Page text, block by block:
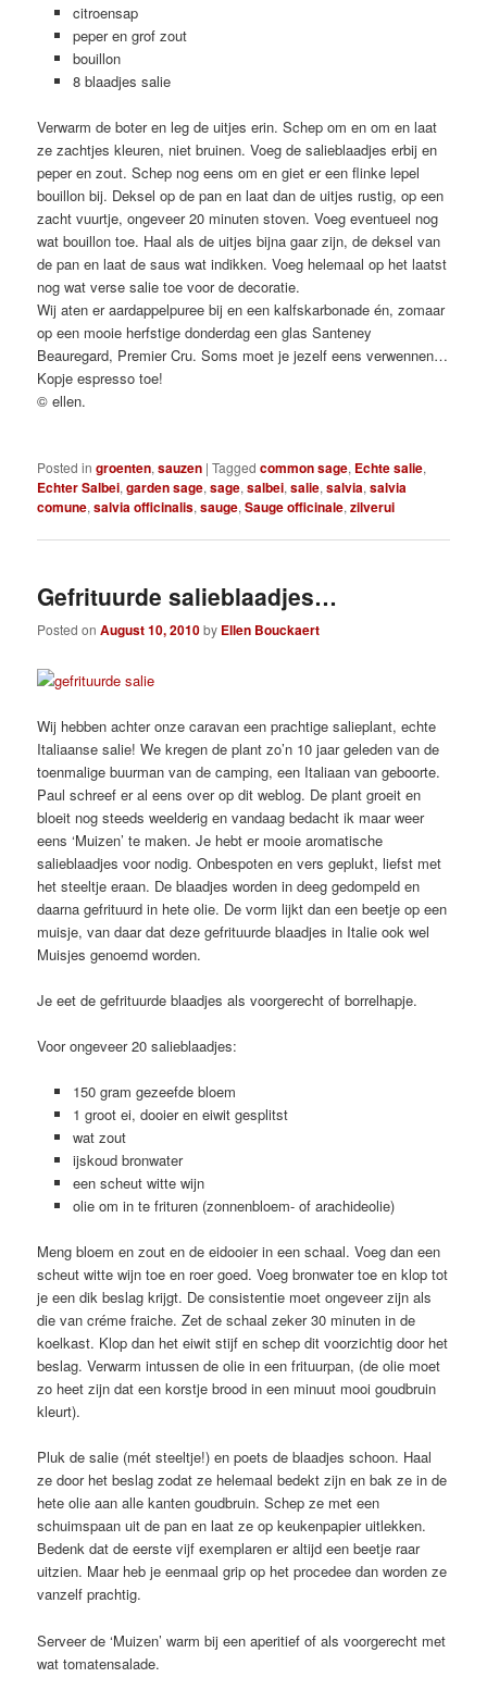
citroensap
peper en grof zout
bouillon
8 blaadjes salie
Verwarm de boter en leg de uitjes erin. Schep om en om en laat
ze zachtjes kleuren, niet bruinen. Voeg de salieblaadjes erbij en
peper en zout. Schep nog eens om en giet er een flinke lepel
bouillon bij. Deksel op de pan en laat dan de uitjes rustig, op een
zacht vuurtje, ongeveer 20 minuten stoven. Voeg eventueel nog
wat bouillon toe. Haal als de uitjes bijna gaar zijn, de deksel van
de pan en laat de saus wat indikken. Voeg helemaal op het laatst
nog wat verse salie toe voor de decoratie.
Wij aten er aardappelpuree bij en een kalfskarbonade én, zomaar
op een mooie herfstige donderdag een glas Santeney
Beauregard, Premier Cru. Soms moet je jezelf eens verwennen…
Kopje espresso toe!
© ellen.
Posted in groenten,sauzen |Tagged common sage, Echte salie,
Echter Salbei,garden sage,sage,salbei,salie,salvia,salvia
comune,salvia officinalis,sauge,Sauge officinale,zilverui
Gefrituurde salieblaadjes…
Posted onAugust 10, 2010by Ellen Bouckaert
Wij hebben achter onze caravan een prachtige salieplant, echte
Italiaanse salie! We kregen de plant zo’n 10 jaar geleden van de
toenmalige buurman van de camping, een Italiaan van geboorte.
Paul schreef er al eens over op dit weblog. De plant groeit en
bloeit nog steeds weelderig en vandaag bedacht ik maar weer
eens ‘Muizen’ te maken. Je hebt er mooie aromatische
salieblaadjes voor nodig. Onbespoten en vers geplukt, liefst met
het steeltje eraan. De blaadjes worden in deeg gedompeld en
daarna gefrituurd in hete olie. De vorm lijkt dan een beetje op een
muisje, van daar dat deze gefrituurde blaadjes in Italie ook wel
Muisjes genoemd worden.
Je eet de gefrituurde blaadjes als voorgerecht of borrelhapje.
Voor ongeveer 20 salieblaadjes:
150 gram gezeefde bloem
1 groot ei, dooier en eiwit gesplitst
wat zout
ijskoud bronwater
een scheut witte wijn
olie om in te frituren (zonnenbloem- of arachideolie)
Meng bloem en zout en de eidooier in een schaal. Voeg dan een
scheut witte wijn toe en roer goed. Voeg bronwater toe en klop tot
je een dik beslag krijgt. De consistentie moet ongeveer zijn als
die van créme fraiche. Zet de schaal zeker 30 minuten in de
koelkast. Klop dan het eiwit stijf en schep dit voorzichtig door het
beslag. Verwarm intussen de olie in een frituurpan, (de olie moet
zo heet zijn dat een korstje brood in een minuut mooi goudbruin
kleurt).
Pluk de salie (mét steeltje!) en poets de blaadjes schoon. Haal
ze door het beslag zodat ze helemaal bedekt zijn en bak ze in de
hete olie aan alle kanten goudbruin. Schep ze met een
schuimspaan uit de pan en laat ze op keukenpapier uitlekken.
Bedenk dat de eerste vijf exemplaren er altijd een beetje raar
uitzien. Maar heb je eenmaal grip op het procedee dan worden ze
vanzelf prachtig.
Serveer de ‘Muizen’ warm bij een aperitief of als voorgerecht met
wat tomatensalade.